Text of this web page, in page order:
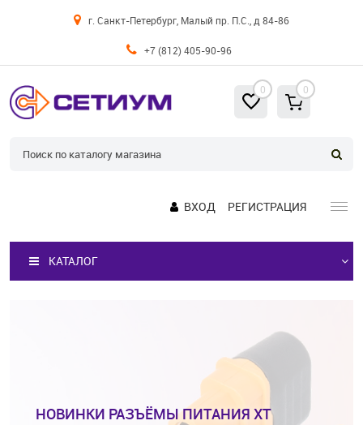
г. Санкт-Петербург, Малый пр. П.С., д 84-86
+7 (812) 405-90-96
0 0
ВХОД РЕГИСТРАЦИЯ
КАТАЛОГ
НОВИНКИ РАЗЪЁМЫПИТАНИЯ XT